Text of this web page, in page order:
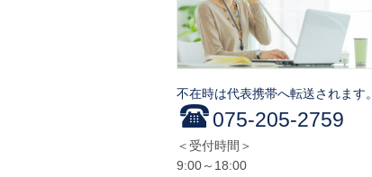
不在時は代表携帯へ転送されます。
075-205-2759
＜受付時間＞
9:00～18:00